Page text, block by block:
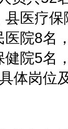
医疗
院8名
院5名
体岗位